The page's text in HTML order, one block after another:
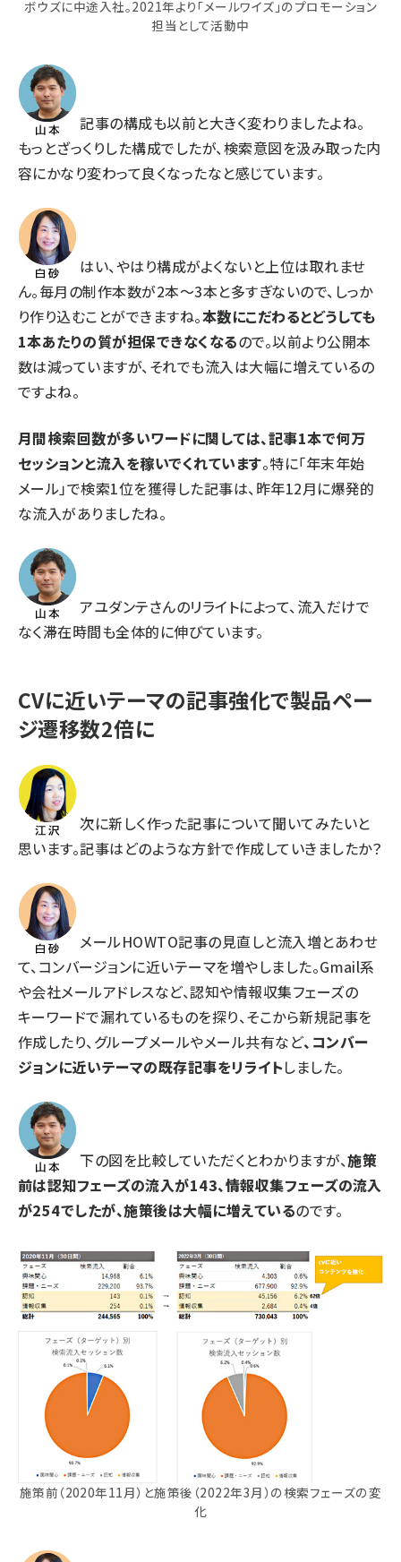
ボウズに中途入社。2021年より「メールワイズ」のプロモーション
担当として活動中
記事の構成も以前と大きく変わりましたよね。
もっとざっくりした構成でしたが、検索意図を汲み取った内
容にかなり変わって良くなったなと感じています。
はい、やはり構成がよくないと上位は取れませ
ん。毎月の制作本数が2本～3本と多すぎないので、しっか
り作り込むことができますね。本数にこだわるとどうしても
1本あたりの質が担保できなくなるので。以前より公開本
数は減っていますが、それでも流入は大幅に増えているの
ですよね。
月間検索回数が多いワードに関しては、記事1本で何万
セッションと流入を稼いでくれています。特に「年末年始
メール」で検索1位を獲得した記事は、昨年12月に爆発的
な流入がありましたね。
アユダンテさんのリライトによって、流入だけで
なく滞在時間も全体的に伸びています。
CVに近いテーマの記事強化で製品ペー
ジ遷移数2倍に
次に新しく作った記事について聞いてみたいと
思います。記事はどのような方針で作成していきましたか？
メールHOWTO記事の見直しと流入増とあわせ
て、コンバージョンに近いテーマを増やしました。Gmail系
や会社メールアドレスなど、認知や情報収集フェーズの
キーワードで漏れているものを探り、そこから新規記事を
作成したり、グループメールやメール共有など、コンバー
ジョンに近いテーマの既存記事をリライトしました。
下の図を比較していただくとわかりますが、施策
前は認知フェーズの流入が143、情報収集フェーズの流入
が254でしたが、施策後は大幅に増えているのです。
施策前（2020年11月）と施策後（2022年3月）の検索フェーズの変
化